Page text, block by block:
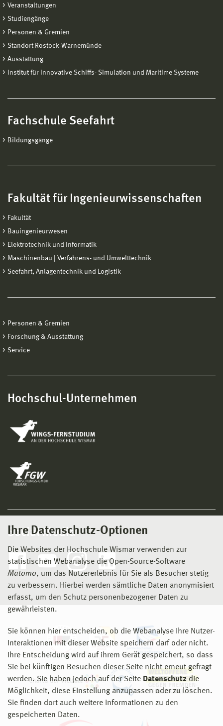
Ihre Datenschutz-Optionen
Die Websites der Hochschule Wismar verwenden zur
statistischen Webanalyse die Open-Source-Software
Matomo, um das Nutzererlebnis für Sie als Besucher stetig
zu verbessern. Hierbei werden sämtliche Daten anonymisiert
erfasst, um den Schutz personenbezogener Daten zu
gewährleisten.
Sie können hier entscheiden, ob die Webanalyse Ihre Nutzer-
Interaktionen mit dieser Website speichern darf oder nicht.
Ihre Entscheidung wird auf ihrem Gerät gespeichert, so dass
Sie bei künftigen Besuchen dieser Seite nicht erneut gefragt
werden. Sie haben jedoch auf der Seite Datenschutz die
Möglichkeit, diese Einstellung anzupassen oder zu löschen.
Sie finden dort auch weitere Informationen zu den
gespeicherten Daten.
Veranstaltungen
Studiengänge
Personen & Gremien
Standort Rostock-Warnemünde
Ausstattung
Institut für Innovative Schiffs- Simulation und Maritime Systeme
Fachschule Seefahrt
Bildungsgänge
Fakultät für Ingenieurwissenschaften
Fakultät
Bauingenieurwesen
Elektrotechnik und Informatik
Maschinenbau | Verfahrens- und Umwelttechnik
Seefahrt, Anlagentechnik und Logistik
Personen & Gremien
Forschung & Ausstattung
Service
Hochschul-Unternehmen
Social Media